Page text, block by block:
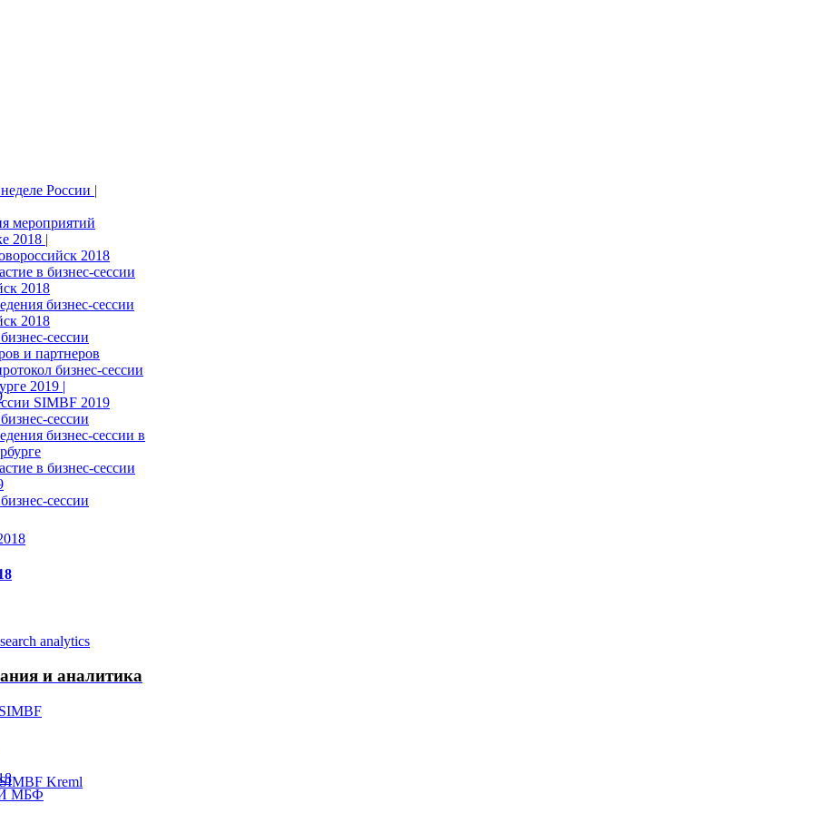
2018 |
2018
в бизнес-сессии
2018
бизнес-сессии
2018
сессии
и партнеров
бизнес-сессии
2019 |
SIMBF 2019
сессии
бизнес-сессии в
в бизнес-сессии
сессии
МБФ
России |
мероприятий
и аналитика